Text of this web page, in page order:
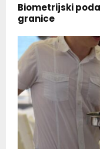
Biometrijski
granice